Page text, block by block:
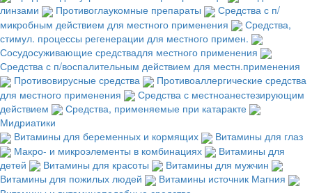
линзами
Противоглаукомные препараты
Средства с п/
микробным действием для местного применения
Средства,
стимул. процессы регенерации для местного примен.
Сосудосуживающие средствадля местного применения
Средства с п/воспалительным действием для местн.применения
Противовирусные средства
Противоаллергические средства
для местного применения
Средства с местноанестезирующим
действием
Средства, применяемые при катаракте
Мидриатики
Витамины для беременных и кормящих
Витамины для глаз
Макро- и микроэлементы в комбинациях
Витамины для
детей
Витамины для красоты
Витамины для мужчин
Витамины для пожилых людей
Витамины источник Магния